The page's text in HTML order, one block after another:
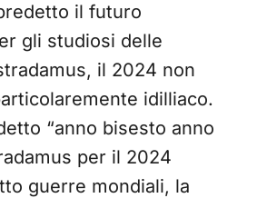
il futuro
gli studiosi delle
il 2024 non
idilliaco.
“anno bisesto anno
per il 2024
guerre mondiali, la